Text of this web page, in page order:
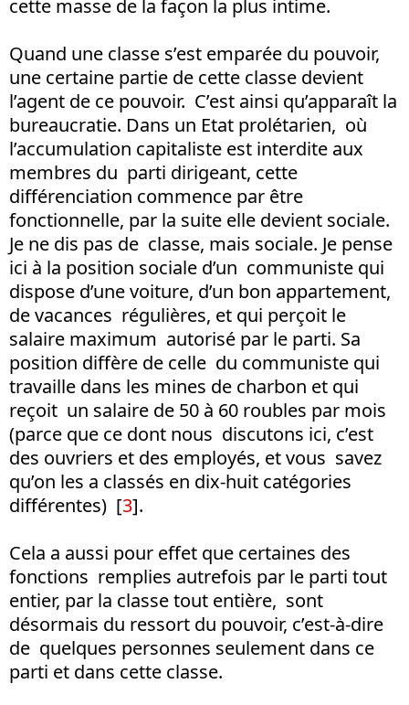
cette masse de la façon la plus intime.
Quand une classe s’est emparée du pouvoir,
une certaine partie de cette classe devient
l’agent de ce pouvoir. C’est ainsi qu’apparaît la
bureaucratie. Dans un Etat prolétarien, où
l’accumulation capitaliste est interdite aux
membres du parti dirigeant, cette
différenciation commence par être
fonctionnelle, par la suite elle devient sociale.
Je ne dis pas de classe, mais sociale. Je pense
ici à la position sociale d’un communiste qui
dispose d’une voiture, d’un bon appartement,
de vacances régulières, et qui perçoit le
salaire maximum autorisé par le parti. Sa
position diffère de celle du communiste qui
travaille dans les mines de charbon et qui
reçoit un salaire de 50 à 60 roubles par mois
(parce que ce dont nous discutons ici, c’est
des ouvriers et des employés, et vous savez
qu’on les a classés en dix-huit catégories
différentes) [3].
Cela a aussi pour effet que certaines des
fonctions remplies autrefois par le parti tout
entier, par la classe tout entière, sont
désormais du ressort du pouvoir, c’est-à-dire
de quelques personnes seulement dans ce
parti et dans cette classe.